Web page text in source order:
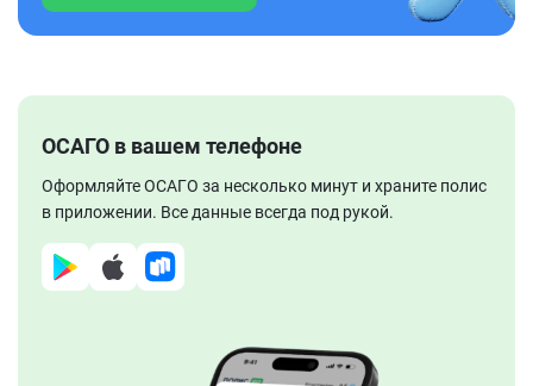
ОСАГО в вашем телефоне
Оформляйте ОСАГО за несколько минут и храните полис
в приложении. Все данные всегда под рукой.